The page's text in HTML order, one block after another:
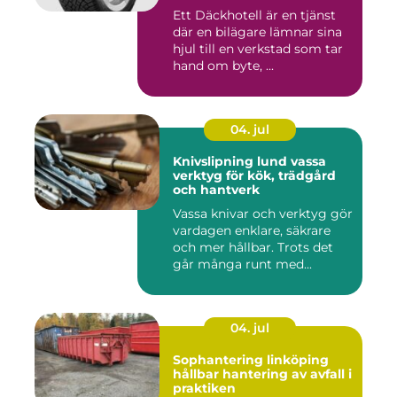
Ett Däckhotell är en tjänst
där en bilägare lämnar sina
hjul till en verkstad som tar
hand om byte, ...
04. jul
Knivslipning lund vassa
verktyg för kök, trädgård
och hantverk
Vassa knivar och verktyg gör
vardagen enklare, säkrare
och mer hållbar. Trots det
går många runt med...
04. jul
Sophantering linköping
hållbar hantering av avfall i
praktiken